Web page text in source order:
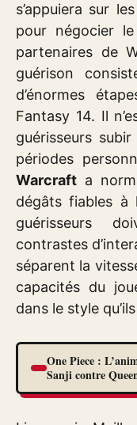
s’appuiera sur
pour négocier
partenaires de
guérison
d’énormes
Fantasy 14. Il
guérisseurs
périodes
Warcraft a
dégâts fiables à
guérisseurs
contrastes
séparent la
capacités du
dans le style
One Piece :
Sanji contre